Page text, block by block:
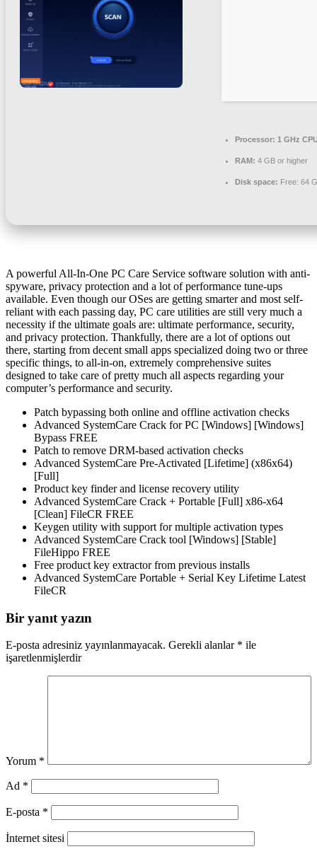
Processor: 1 GHz
RAM: 4 GB or higher
Disk space: Free: 64
A powerful All-In-One PC Care Service software solution with anti-
spyware, privacy protection and a lot of performance tune-ups
available. Even though our OSes are getting smarter and most self-
reliant with each passing day, PC care utilities are still very much a
necessity if the ultimate goals are: ultimate performance, security,
and privacy protection. Thankfully, there are a lot of options out
there, starting from decent small apps specialized doing two or three
specific things, to all-in-on, extremely comprehensive suites
designed to take care of pretty much all aspects regarding your
computer’s performance and security.
Patch bypassing both online and offline activation checks
Advanced SystemCare Crack for PC [Windows] [Windows]
Bypass FREE
Patch to remove DRM-based activation checks
Advanced SystemCare Pre-Activated [Lifetime] (x86x64)
[Full]
Product key finder and license recovery utility
Advanced SystemCare Crack + Portable [Full] x86-x64
[Clean] FileCR FREE
Keygen utility with support for multiple activation types
Advanced SystemCare Crack tool [Windows] [Stable]
FileHippo FREE
Free product key extractor from previous installs
Advanced SystemCare Portable + Serial Key Lifetime Latest
FileCR
Bir yanıt yazın
E-posta adresiniz yayınlanmayacak. Gerekli alanlar * ile
işaretlenmişlerdir
Yorum *
Ad *
E-posta *
İnternet sitesi